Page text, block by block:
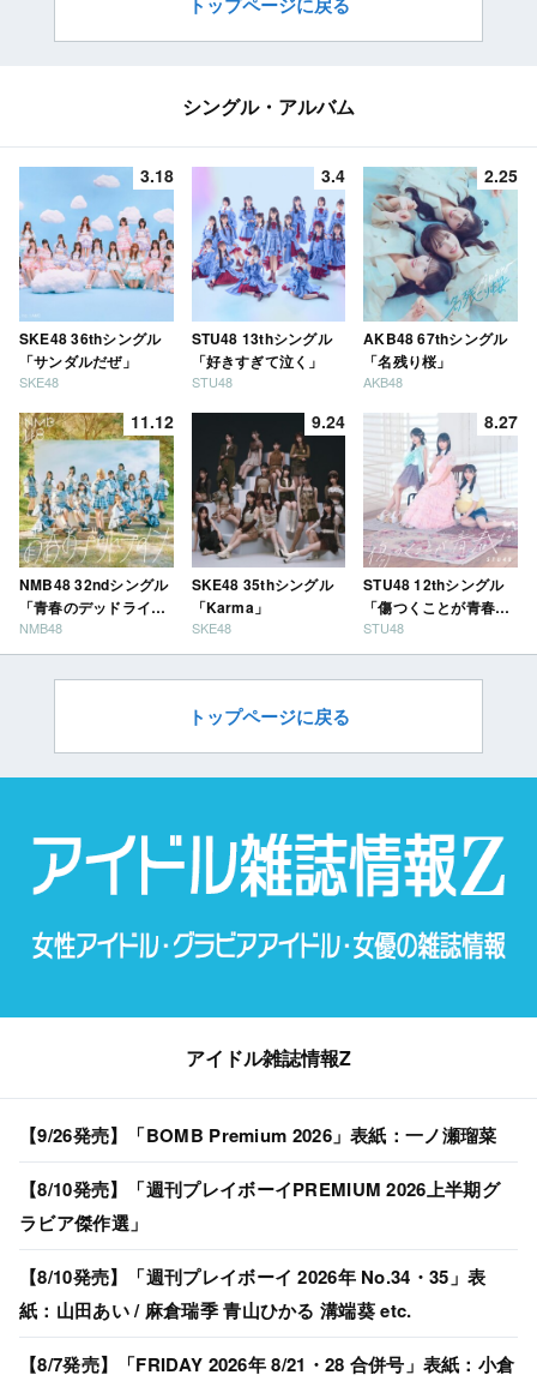
シングル・アルバム
3.18
SKE48 36thシングル
「サンダルだぜ」
SKE48
3.4
STU48 13thシングル
「好きすぎて泣く」
STU48
2.25
AKB48 67thシングル
「名残り桜」
AKB48
11.12
NMB48 32ndシングル
「青春のデッドライ
ン」
NMB48
9.24
SKE48 35thシングル
「Karma」
SKE48
8.27
STU48 12thシングル
「傷つくことが青春
だ」
STU48
トップページに戻る
アイドル雑誌情報Z
【9/26発売】「BOMB Premium 2026」表紙：一ノ瀬瑠菜
【8/10発売】「週刊プレイボーイPREMIUM 2026上半期グ
ラビア傑作選」
【8/10発売】「週刊プレイボーイ 2026年 No.34・35」表
紙：山田あい / 麻倉瑞季 青山ひかる 溝端葵 etc.
【8/7発売】「FRIDAY 2026年 8/21・28 合併号」表紙：小倉